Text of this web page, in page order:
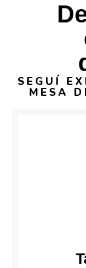
SEGUÍ
MESA